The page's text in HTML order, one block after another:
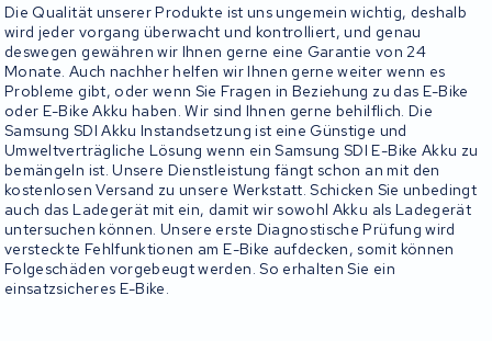
Die Qualität unserer Produkte ist uns ungemein wichtig, deshalb
wird jeder vorgang überwacht und kontrolliert, und genau
deswegen gewähren wir Ihnen gerne eine Garantie von 24
Monate. Auch nachher helfen wir Ihnen gerne weiter wenn es
Probleme gibt, oder wenn Sie Fragen in Beziehung zu das E-Bike
oder E-Bike Akku haben. Wir sind Ihnen gerne behilflich. Die
Samsung SDI Akku Instandsetzung ist eine Günstige und
Umweltverträgliche Lösung wenn ein Samsung SDI E-Bike Akku zu
bemängeln ist. Unsere Dienstleistung fängt schon an mit den
kostenlosen Versand zu unsere Werkstatt. Schicken Sie unbedingt
auch das Ladegerät mit ein, damit wir sowohl Akku als Ladegerät
untersuchen können. Unsere erste Diagnostische Prüfung wird
versteckte Fehlfunktionen am E-Bike aufdecken, somit können
Folgeschäden vorgebeugt werden. So erhalten Sie ein
einsatzsicheres E-Bike.